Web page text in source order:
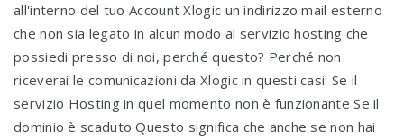
all'interno del tuo Account Xlogic un indirizzo mail esterno
che non sia legato in alcun modo al servizio hosting che
possiedi presso di noi, perché questo? Perché non
riceverai le comunicazioni da Xlogic in questi casi: Se il
servizio Hosting in quel momento non è funzionante Se il
dominio è scaduto Questo significa che anche se non hai